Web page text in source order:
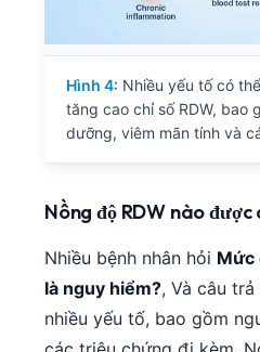
Hình 4: Nhiều yếu tố có
tăng cao chỉ số RDW, bao
dưỡng, viêm mãn tính và
Nồng độ RDW nào được
Nhiều bệnh nhân hỏi Mức
là nguy hiểm?, Và câu
nhiều yếu tố, bao gồm